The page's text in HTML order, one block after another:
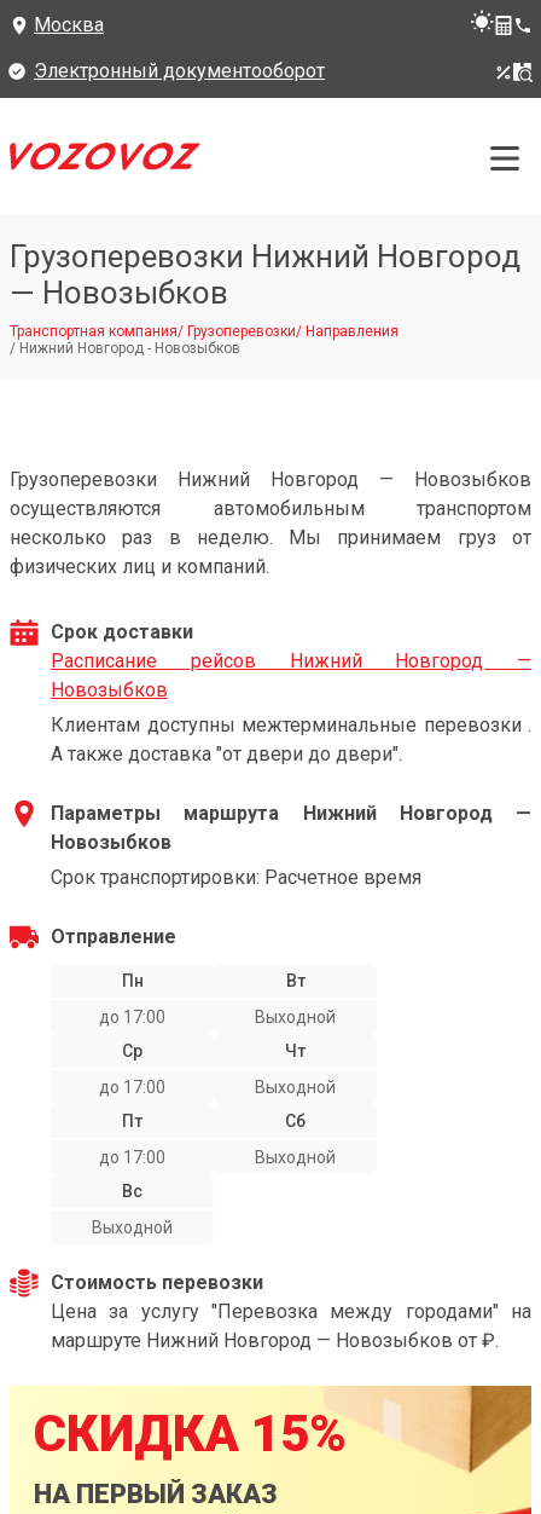
Москва
Электронный документооборот
Грузоперевозки Нижний Новгород
— Новозыбков
Транспортная компания/ Грузоперевозки/ Направления
/ Нижний Новгород - Новозыбков
Грузоперевозки Нижний Новгород — Новозыбков
осуществляются автомобильным транспортом
несколько раз в неделю. Мы принимаем груз от
физических лиц и компаний.
Срок доставки
Расписание рейсов Нижний Новгород —
Новозыбков
Клиентам доступны межтерминальные перевозки .
А также доставка "от двери до двери".
Параметры маршрута Нижний Новгород —
Новозыбков
Срок транспортировки: Расчетное время
Отправление
Пн
до 17:00
Вт
Выходной
Ср
до 17:00
Чт
Выходной
Пт
до 17:00
Сб
Выходной
Вс
Выходной
Стоимость перевозки
Цена за услугу "Перевозка между городами" на
маршруте Нижний Новгород — Новозыбков от ₽.
СКИДКА 15%
НА ПЕРВЫЙ ЗАКАЗ